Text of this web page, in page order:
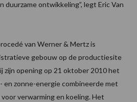
duurzame ontwikkeling”, legt Eric Van
van Werner & Mertz is
gebouw op de productiesite
zijn opening op 21 oktober 2010 het
en zonne-energie combineerde met
verwarming en koeling. Het